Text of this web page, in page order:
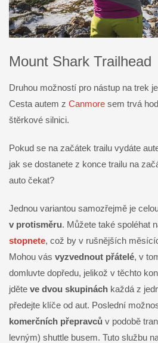
Mount Shark Trailhead
Druhou možností pro nástup na trek je
Cesta autem z Canmore sem trvá
štěrkové silnici.
Pokud se na začátek trailu vydáte
jak se dostanete z konce trailu na
auto čekat?
Jednou variantou samozřejmě je
v protisměru. Můžete také spoléhat
stopnete, což by v rušnějších
Mohou vás vyzvednout přátelé, v
domluvte dopředu, jelikož v těchto
jděte ve dvou skupinách každá z
předejte klíče od aut. Poslední
komerčních přepravců v podobě
levným) shuttle busem. Tuto službu